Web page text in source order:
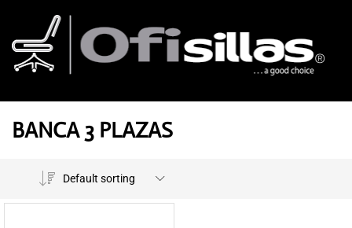
BANCA 3 PLAZAS
Default sorting